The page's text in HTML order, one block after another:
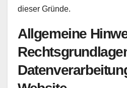
dieser Gründe.
Allgemeine